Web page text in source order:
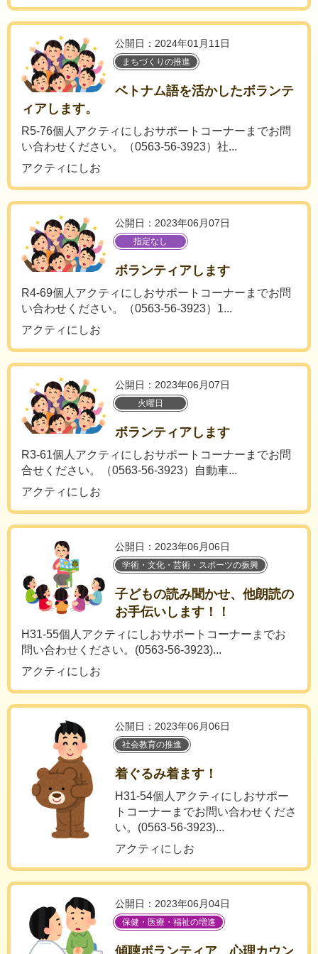
公開日：2024年01月11日
まちづくりの推進
ベトナム語を活かしたボランテ
ィアします。
R5-76個人アクティにしおサポートコーナーまでお問
い合わせください。（0563-56-3923）社...
アクティにしお
公開日：2023年06月07日
指定なし
ボランティアします
R4-69個人アクティにしおサポートコーナーまでお問
い合わせください。（0563-56-3923）1...
アクティにしお
公開日：2023年06月07日
火曜日
ボランティアします
R3-61個人アクティにしおサポートコーナーまでお問
合せください。（0563-56-3923）自動車...
アクティにしお
公開日：2023年06月06日
学術・文化・芸術・スポーツの振興
子どもの読み聞かせ、他朗読の
お手伝いします！！
H31-55個人アクティにしおサポートコーナーまでお
問い合わせください。(0563-56-3923)...
アクティにしお
公開日：2023年06月06日
社会教育の推進
着ぐるみ着ます！
H31-54個人アクティにしおサポー
トコーナーまでお問い合わせくださ
い。(0563-56-3923)...
アクティにしお
公開日：2023年06月04日
保健・医療・福祉の増進
傾聴ボランティア、心理カウン